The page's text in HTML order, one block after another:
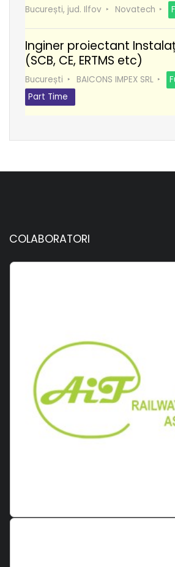
București, jud. Ilfov Novatech
Inginer proiectant
(SCB, CE, ERTMS etc)
București BAICONS IMPEX SRL
Part Time
COLABORATORI